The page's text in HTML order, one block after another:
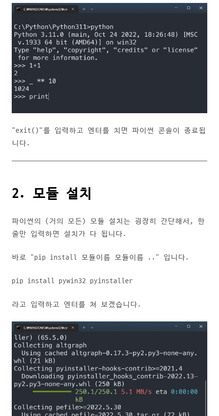
"exit()"를 입력하고 엔터를 치면 파이썬 콘솔이 종료됩
니다.
2. 모듈 설치
파이썬의 (거의 모든) 모듈 설치는 굉장히 간단해서, 한
줄만 입력하면 설치가 다 됩니다.
바로 "pip install 모듈이름 모듈이름 .." 입니다.
pip install pywin32 pyinstaller
라고 입력하고 엔터를 쳐 보겠습니다.